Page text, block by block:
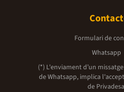
Formulari de
Whatsapp
(*) L'enviament d’un
de Whatsapp, implica
de